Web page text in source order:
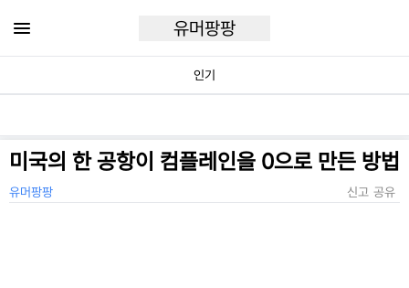
유머팡팡
인기
미국의 한 공항이 컴플레인을 0으로 만든 방법
유머팡팡 신고 공유